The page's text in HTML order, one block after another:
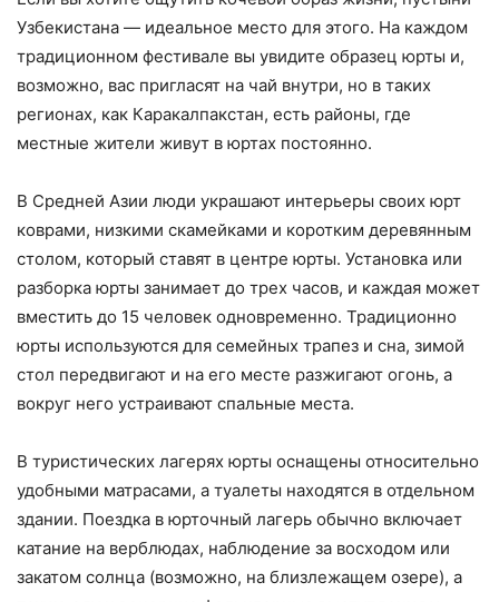
Узбекистана — идеальное место для этого. На каждом
традиционном фестивале вы увидите образец юрты и,
возможно, вас пригласят на чай внутри, но в таких
регионах, как Каракалпакстан, есть районы, где
местные жители живут в юртах постоянно.
В Средней Азии люди украшают интерьеры своих юрт
коврами, низкими скамейками и коротким деревянным
столом, который ставят в центре юрты. Установка или
разборка юрты занимает до трех часов, и каждая может
вместить до 15 человек одновременно. Традиционно
юрты используются для семейных трапез и сна, зимой
стол передвигают и на его месте разжигают огонь, а
вокруг него устраивают спальные места.
В туристических лагерях юрты оснащены относительно
удобными матрасами, а туалеты находятся в отдельном
здании. Поездка в юрточный лагерь обычно включает
катание на верблюдах, наблюдение за восходом или
закатом солнца (возможно, на близлежащем озере), а